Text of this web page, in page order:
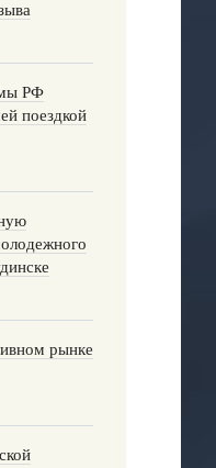
РФ
поездкой
рынке